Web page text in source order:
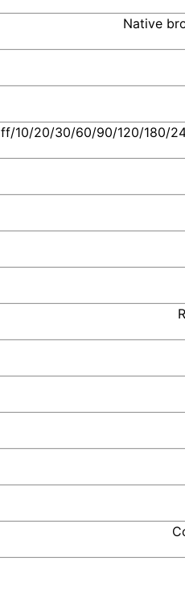
Native
10/20/30/60/90/120/180/